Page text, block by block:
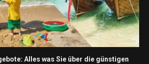
Alles was Sie über die günstigen